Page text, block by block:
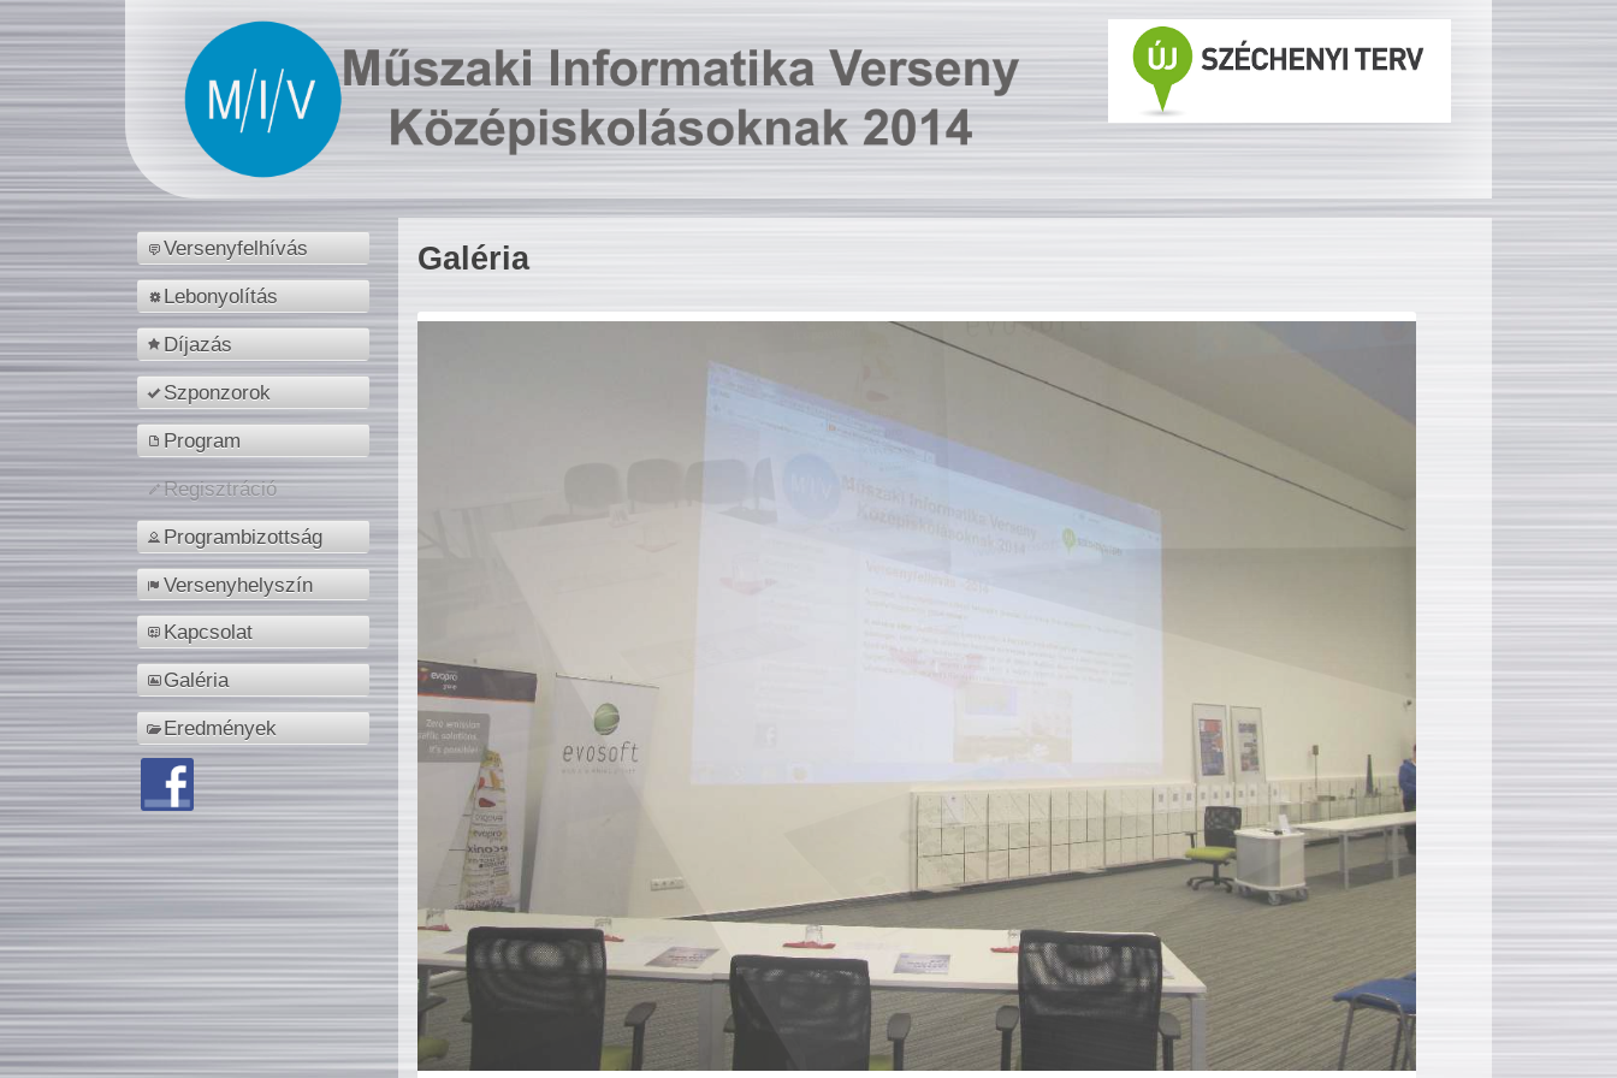
Versenyfelhívás
Lebonyolítás
Díjazás
Szponzorok
Program
Regisztráció
Programbizottság
Versenyhelyszín
Kapcsolat
Galéria
Eredmények
Galéria